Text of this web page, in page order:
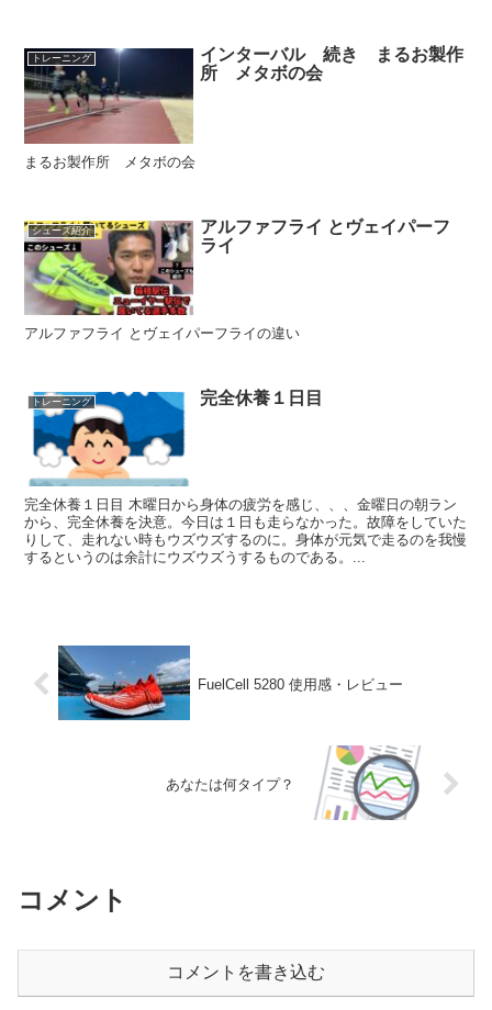
トレーニング
インターバル 続き まるお製作
所 メタボの会
まるお製作所 メタボの会
シューズ紹介
アルファフライ とヴェイパーフ
ライ
アルファフライ とヴェイパーフライの違い
トレーニング 完全休養１日目
完全休養１日目 木曜日から身体の疲労を感じ、、、金曜日の朝ラン
から、完全休養を決意。今日は１日も走らなかった。故障をしていた
りして、走れない時もウズウズするのに。身体が元気で走るのを我慢
するというのは余計にウズウズうするものである。...
FuelCell 5280 使用感・レビュー
あなたは何タイプ？
コメント
コメントを書き込む